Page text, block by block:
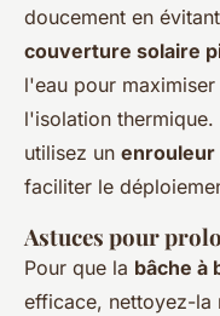
doucement en
couverture solaire
l'eau pour
l'isolation
utilisez un enrouleur
faciliter le
Astuces pour
Pour que la bâche à
efficace, nettoyez-la